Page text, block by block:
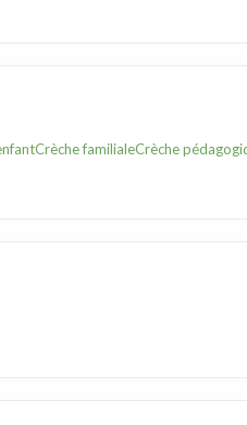
Crèche familialeCrèche